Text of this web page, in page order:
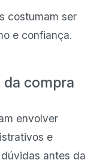
costumam ser
e confiança.
da compra
envolver
e
antes da